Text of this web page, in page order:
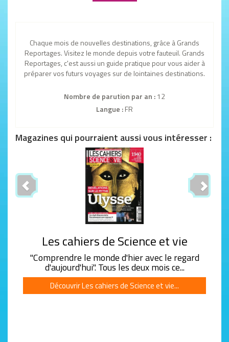
Chaque mois de nouvelles destinations, grâce à Grands
Reportages. Visitez le monde depuis votre fauteuil. Grands
Reportages, c'est aussi un guide pratique pour vous aider à
préparer vos futurs voyages sur de lointaines destinations.
Nombre de parution par an :12
Langue :FR
Magazines qui pourraient aussi vous intéresser :
Les cahiers de Science et vie
"Comprendre le monde d'hier avec le regard
d'aujourd'hui". Tous les deux mois ce...
Découvrir Les cahiers de Science et vie...